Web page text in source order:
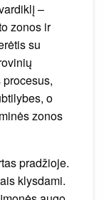
–
zonos ir
su
o
zonos
pradžioje.
klysdami.